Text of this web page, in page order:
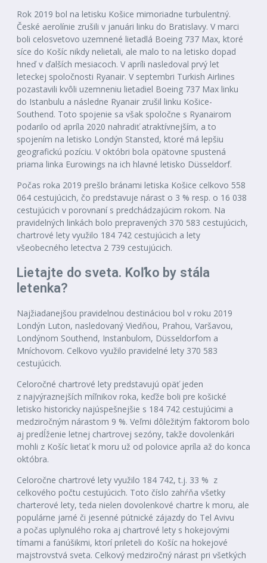
Rok 2019 bol na letisku Košice mimoriadne turbulentný.
České aerolínie zrušili v januári linku do Bratislavy. V marci
boli celosvetovo uzemnené lietadlá Boeing 737 Max, ktoré
síce do Košíc nikdy nelietali, ale malo to na letisko dopad
hneď v ďalších mesiacoch. V apríli nasledoval prvý let
leteckej spoločnosti Ryanair. V septembri Turkish Airlines
pozastavili kvôli uzemneniu lietadiel Boeing 737 Max linku
do Istanbulu a následne Ryanair zrušil linku Košice-
Southend. Toto spojenie sa však spoločne s Ryanairom
podarilo od apríla 2020 nahradiť atraktívnejším, a to
spojením na letisko Londýn Stansted, ktoré má lepšiu
geografickú pozíciu. V októbri bola opätovne spustená
priama linka Eurowings na ich hlavné letisko Düsseldorf.
Počas roka 2019 prešlo bránami letiska Košice celkovo 558
064 cestujúcich, čo predstavuje nárast o 3 % resp. o 16 038
cestujúcich v porovnaní s predchádzajúcim rokom. Na
pravidelných linkách bolo prepravených 370 583 cestujúcich,
chartrové lety využilo 184 742 cestujúcich a lety
všeobecného letectva 2 739 cestujúcich.
Lietajte do sveta. Koľko by stála
letenka?
Najžiadanejšou pravidelnou destináciou bol v roku 2019
Londýn Luton, nasledovaný Viedňou, Prahou, Varšavou,
Londýnom Southend, Instanbulom, Düsseldorfom a
Mníchovom. Celkovo využilo pravidelné lety 370 583
cestujúcich.
Celoročné chartrové lety predstavujú opäť jeden
z najvýraznejších míľnikov roka, keďže boli pre košické
letisko historicky najúspešnejšie s 184 742 cestujúcimi a
medziročným nárastom 9 %. Veľmi dôležitým faktorom bolo
aj predĺženie letnej chartrovej sezóny, takže dovolenkári
mohli z Košíc lietať k moru už od polovice apríla až do konca
októbra.
Celoročne chartrové lety využilo 184 742, t.j. 33 % z
celkového počtu cestujúcich. Toto číslo zahŕňa všetky
charterové lety, teda nielen dovolenkové chartre k moru, ale
populárne jarné či jesenné pútnické zájazdy do Tel Avivu
a počas uplynulého roka aj chartrové lety s hokejovými
tímami a fanúšikmi, ktorí prileteli do Košíc na hokejové
majstrovstvá sveta. Celkový medziročný nárast pri všetkých